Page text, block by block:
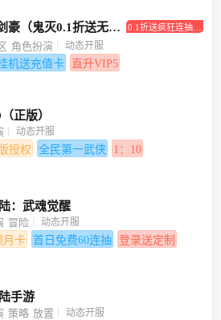
鬼剑豪（鬼灭0.1折送无限抽）
0.1折送疯狂连抽，
角色扮演 动态开服
机送充值卡 直升VIP5
正版）
动态开服
授权 全民第一武侠 1：10
：武魂觉醒
冒险 动态开服
月卡 首日免费60连抽 登录送定制
手游
策略 放置 动态开服